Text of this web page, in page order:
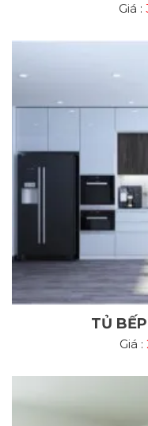
Giá :
TỦ
Giá :